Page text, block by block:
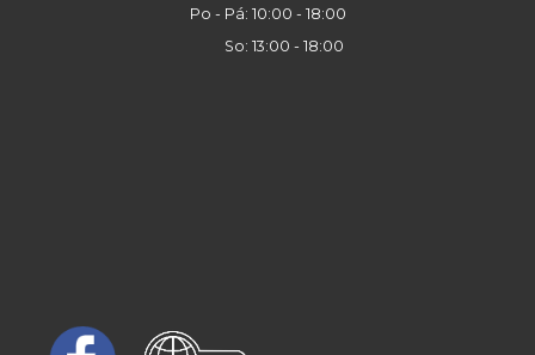
Po - Pá: 10:00 - 18:00
So: 13:00 - 18:00